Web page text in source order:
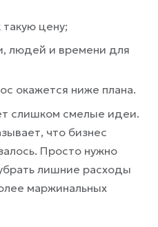
цену;
людей и времени для
окажется ниже плана.
слишком смелые идеи.
что бизнес
Просто нужно
лишние расходы
маржинальных